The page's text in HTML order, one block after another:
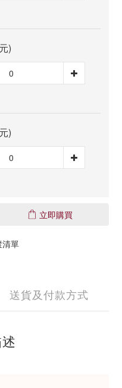
)
)
立即購買
清單
送貨及付款方式